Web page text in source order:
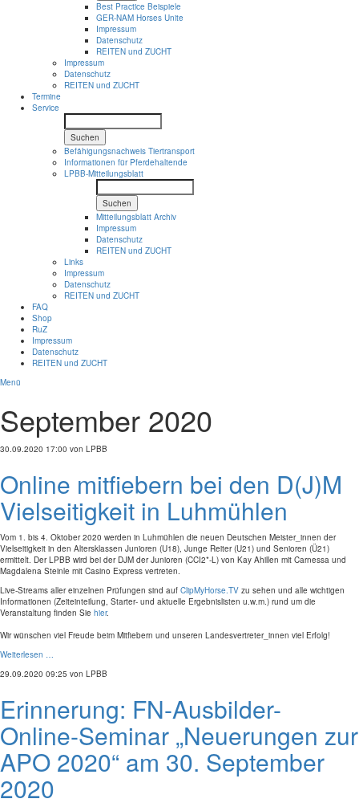
Best Practice Beispiele
GER-NAM Horses Unite
Impressum
Datenschutz
REITEN und ZUCHT
Impressum
Datenschutz
REITEN und ZUCHT
Termine
Service
Suchen
Befähigungsnachweis Tiertransport
Informationen für Pferdehaltende
LPBB-Mitteilungsblatt
Suchen
Mitteilungsblatt Archiv
Impressum
Datenschutz
REITEN und ZUCHT
Links
Impressum
Datenschutz
REITEN und ZUCHT
FAQ
Shop
RuZ
Impressum
Datenschutz
REITEN und ZUCHT
Menü
September 2020
30.09.2020 17:00 von LPBB
Online mitfiebern bei den D(J)M
Vielseitigkeit in Luhmühlen
Vom 1. bis 4. Oktober 2020 werden in Luhmühlen die neuen Deutschen Meister_innen der
Vielseitigkeit in den Altersklassen Junioren (U18), Junge Reiter (U21) und Senioren (Ü21)
ermittelt. Der LPBB wird bei der DJM der Junioren (CCI2*-L) von Kay Ahillen mit Carnessa und
Magdalena Steinle mit Casino Express vertreten.
Live-Streams aller einzelnen Prüfungen sind auf ClipMyHorse.TV zu sehen und alle wichtigen
Informationen (Zeiteinteilung, Starter- und aktuelle Ergebnislisten u.w.m.) rund um die
Veranstaltung finden Sie hier.
Wir wünschen viel Freude beim Mitfiebern und unseren Landesvertreter_innen viel Erfolg!
Weiterlesen …
29.09.2020 09:25 von LPBB
Erinnerung: FN-Ausbilder-
Online-Seminar „Neuerungen zur
APO 2020“ am 30. September
2020